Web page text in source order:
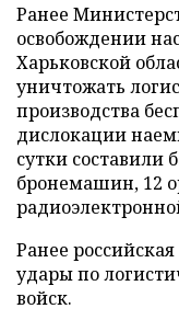
Ранее
освобождении
Харьковской
уничтожать
производства
дислокации
сутки составили
бронемашин, 12
Ранее
удары по
войск.